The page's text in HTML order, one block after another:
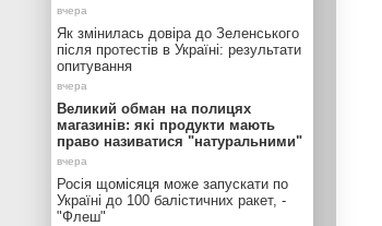
Як змінилась довіра до Зеленського
після протестів в Україні: результати
опитування
Великий обман на полицях
магазинів: які продукти мають
право називатися "натуральними"
Росія щомісяця може запускати по
Україні до 100 балістичних ракет, -
"Флеш"